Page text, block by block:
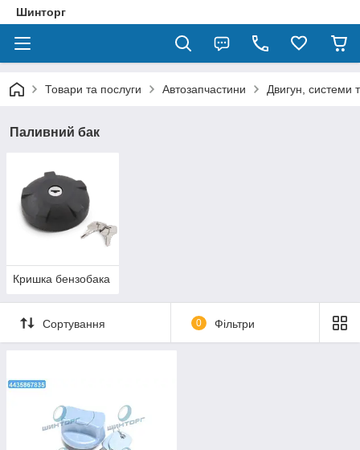
Шинторг
Товари та послуги Автозапчастини Двигун, системи
Паливний бак
Кришка бензобака
Сортування 0 Фільтри